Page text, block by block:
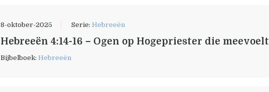
8-oktober-2025 Serie:Hebreeën
Hebreeën 4:14-16 – Ogen op Hogepriester die meevoelt
Bijbelboek:Hebreeën